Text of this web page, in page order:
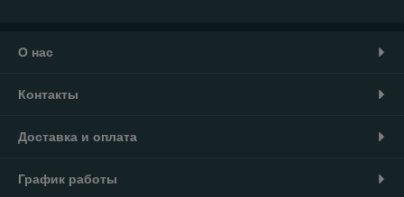
О нас
Контакты
Доставка и оплата
График работы